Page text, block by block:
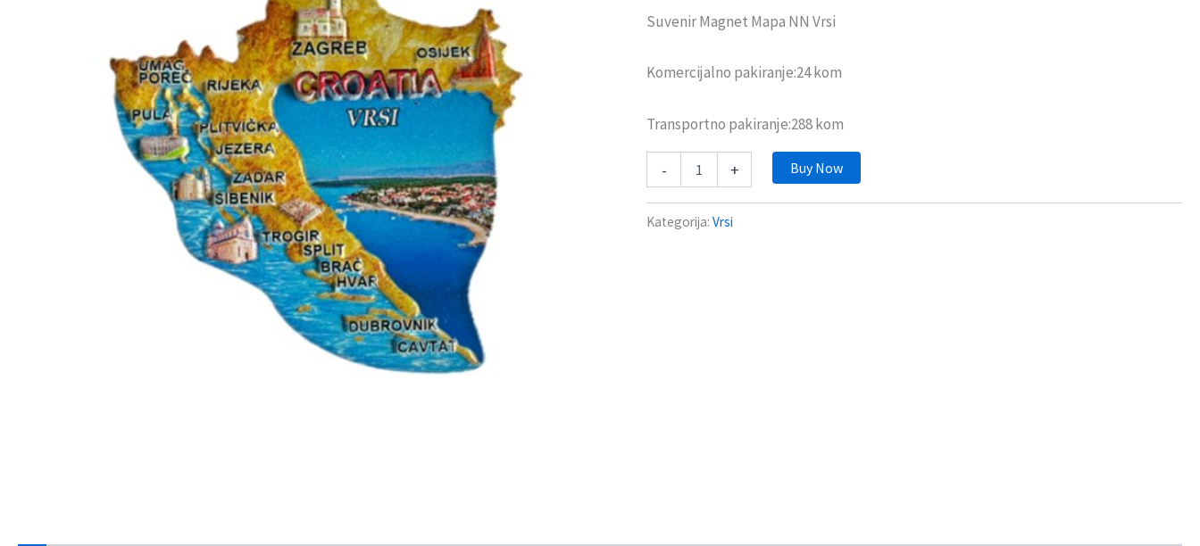
Suvenir Magnet Mapa NN Vrsi
Komercijalno pakiranje:24 kom
Transportno pakiranje:288 kom
- + Buy Now
Kategorija:Vrsi